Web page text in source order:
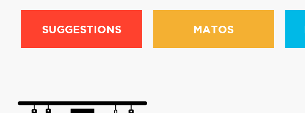
SUGGESTIONS MATOS